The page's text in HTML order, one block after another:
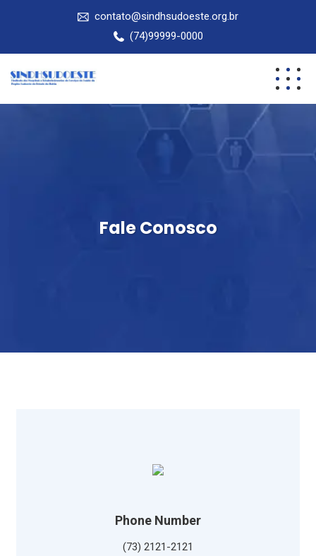
contato@sindhsudoeste.org.br
(74)99999-0000
Fale Conosco
Phone Number
(73) 2121-2121